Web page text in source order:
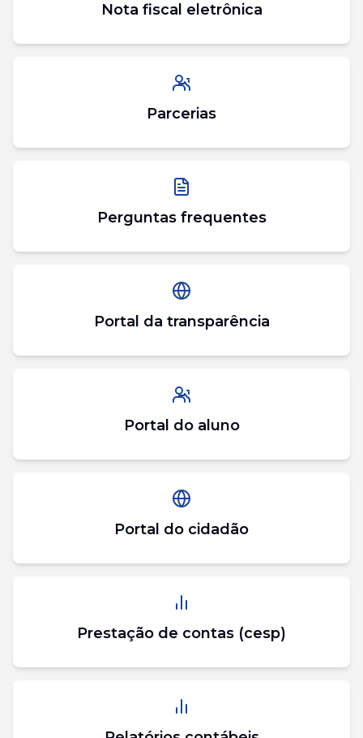
Nota fiscal eletrônica
Parcerias
Perguntas frequentes
Portal da transparência
Portal do aluno
Portal do cidadão
Prestação de contas (cesp)